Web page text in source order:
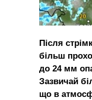
Після
більш
до 24 мм
Зазвичай
що в